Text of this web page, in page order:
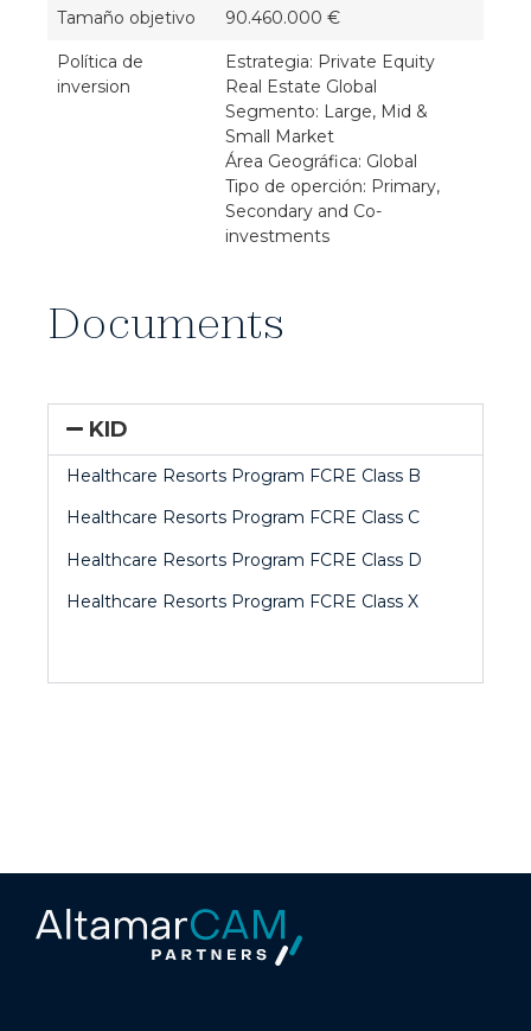
Tamaño objetivo 90.460.000 €
Política de
inversion
Estrategia: Private Equity
Real Estate Global
Segmento: Large, Mid &
Small Market
Área Geográfica: Global
Tipo de operción: Primary,
Secondary and Co-
investments
Documents
KID
Healthcare Resorts Program FCRE Class B
Healthcare Resorts Program FCRE Class C
Healthcare Resorts Program FCRE Class D
Healthcare Resorts Program FCRE Class X